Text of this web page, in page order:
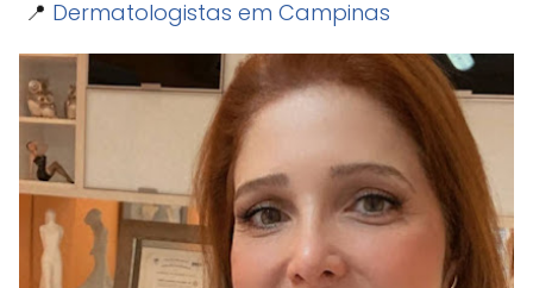
📍 Dermatologistas em Campinas